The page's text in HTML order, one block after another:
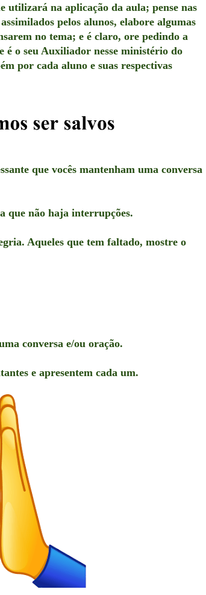
utilizará na aplicação da aula; pense nas
pelos alunos, elabore algumas
no tema; e é claro, ore pedindo a
é o seu Auxiliador nesse ministério do
por cada aluno e suas respectivas
que vocês mantenham uma conversa
que não haja interrupções.
Aqueles que tem faltado, mostre o
conversa e/ou oração.
e apresentem cada um.